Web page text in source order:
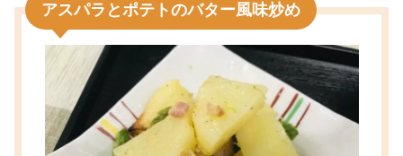
アスパラとポテトのバター風味炒め